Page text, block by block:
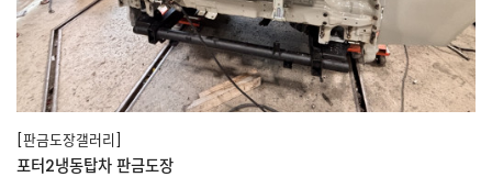
[판금도장갤러리]
포터2냉동탑차 판금도장